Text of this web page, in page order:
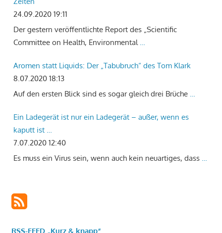
24.09.2020 19:11
Der gestern veröffentlichte Report des „Scientific
Committee on Health, Environmental …
Aromen statt Liquids: Der „Tabubruch“ des Tom Klark
8.07.2020 18:13
Auf den ersten Blick sind es sogar gleich drei Brüche …
Ein Ladegerät ist nur ein Ladegerät – außer, wenn es
kaputt ist …
7.07.2020 12:40
Es muss ein Virus sein, wenn auch kein neuartiges, dass …
RSS-FEED „Kurz & knapp“